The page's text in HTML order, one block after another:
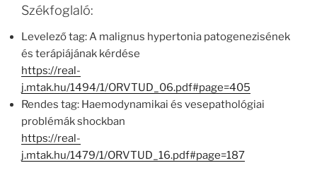
Székfoglaló:
Levelező tag: A malignus hypertonia patogenezisének
és terápiájának kérdése
https://real-
j.mtak.hu/1494/1/ORVTUD_06.pdf#page=405
Rendes tag: Haemodynamikai és vesepathológiai
problémák shockban
https://real-
j.mtak.hu/1479/1/ORVTUD_16.pdf#page=187